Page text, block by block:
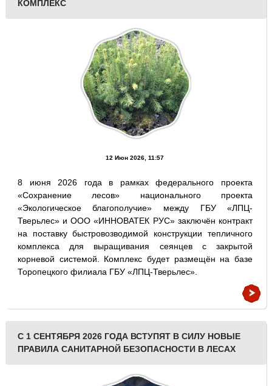
КОМПЛЕКС
12 Июн 2026, 11:57
8 июня 2026 года в рамках федерального проекта
«Сохранение лесов» национального проекта
«Экологическое благополучие» между ГБУ «ЛПЦ-
Тверьлес» и ООО «ИННОВАТЕК РУС» заключён контракт
на поставку быстровозводимой конструкции тепличного
комплекса для выращивания сеянцев с закрытой
корневой системой. Комплекс будет размещён на базе
Торопецкого филиала ГБУ «ЛПЦ-Тверьлес».
С 1 СЕНТЯБРЯ 2026 ГОДА ВСТУПЯТ В СИЛУ НОВЫЕ
ПРАВИЛА САНИТАРНОЙ БЕЗОПАСНОСТИ В ЛЕСАХ